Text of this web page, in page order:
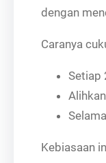
dengan
Caranya
Setiap
Kebiasaan